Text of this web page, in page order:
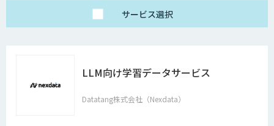
サービス選択
LLM向け学習データサービス
Datatang株式会社（Nexdata）